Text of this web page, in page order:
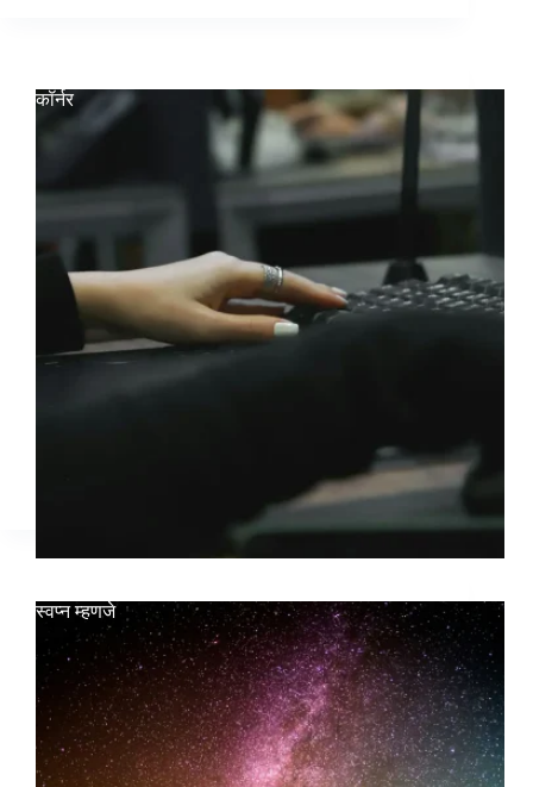
कॉर्नर
स्वप्न म्हणजे